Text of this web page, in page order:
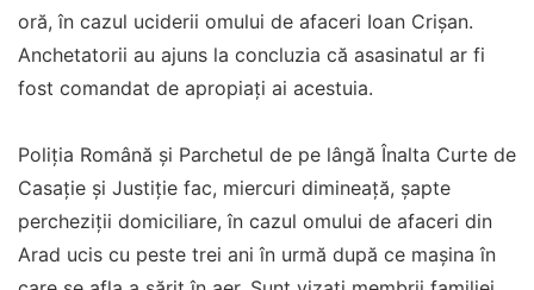
oră, în cazul uciderii omului de afaceri Ioan Crișan.
Anchetatorii au ajuns la concluzia că asasinatul ar fi
fost comandat de apropiați ai acestuia.
Poliţia Română şi Parchetul de pe lângă Înalta Curte de
Casaţie şi Justiţie fac, miercuri dimineaţă, şapte
percheziţii domiciliare, în cazul omului de afaceri din
Arad ucis cu peste trei ani în urmă după ce maşina în